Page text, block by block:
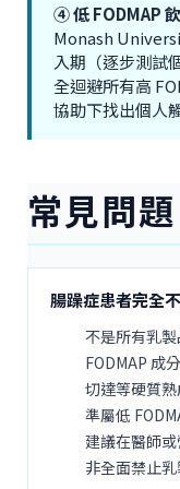
④ 低 FODMAP
Monash
入期（逐步測試
全迴避所有高
協助下找出個人
常見問
腸躁症患者完全
不是所有乳
FODMAP 成
切達等硬質
準屬低
建議在醫師
非全面禁止乳